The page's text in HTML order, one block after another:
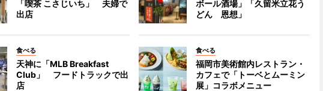
「喫茶 こさじいち」 夫婦で
出店
ボール酒場」「久留米立花う
どん 恩想」
食べる
天神に「MLB Breakfast
Club」 フードトラックで出
店
食べる
福岡市美術館内レストラン・
カフェで「トーベとムーミン
展」コラボメニュー